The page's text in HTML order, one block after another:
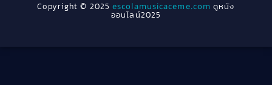
Cult Film(4)
1940
Copyright © 2025escolamusicaceme.com ดูหนัง
ออนไลน์2025